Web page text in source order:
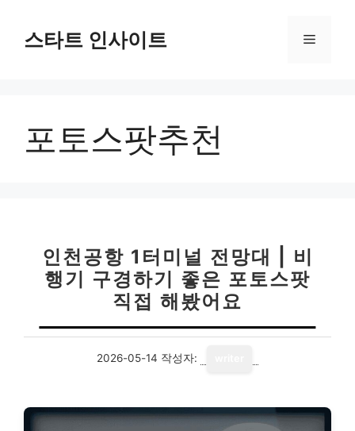
스타트 인사이트 메
포토스팟추천
인천공항 1터미널 전망대 | 비
행기 구경하기 좋은 포토스팟
직접 해봤어요
2026-05-14 작성자: